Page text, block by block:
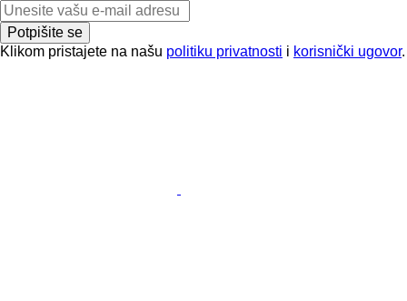
Potpišite se
Klikom pristajete na našu politiku privatnosti i korisnički ugovor.